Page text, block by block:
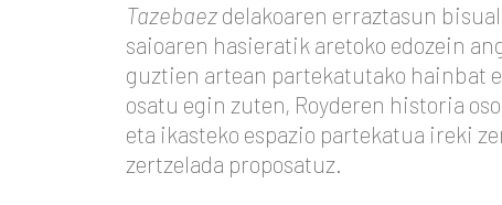
Tazebaez delakoaren erraztasun
saioaren hasieratik aretoko edozein
guztien artean partekatutako hainbat
osatu egin zuten, Royderen historia
eta ikasteko espazio partekatua ireki
zertzelada proposatuz.